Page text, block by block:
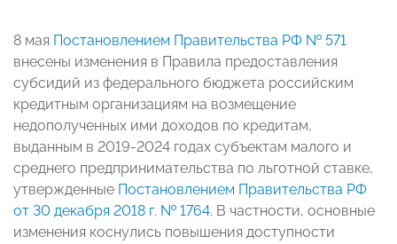
8 мая Постановлением Правительства РФ № 571
внесены изменения в Правила предоставления
субсидий из федерального бюджета российским
кредитным организациям на возмещение
недополученных ими доходов по кредитам,
выданным в 2019-2024 годах субъектам малого и
среднего предпринимательства по льготной ставке,
утвержденные Постановлением Правительства РФ
от 30 декабря 2018 г. № 1764. В частности, основные
изменения коснулись повышения доступности